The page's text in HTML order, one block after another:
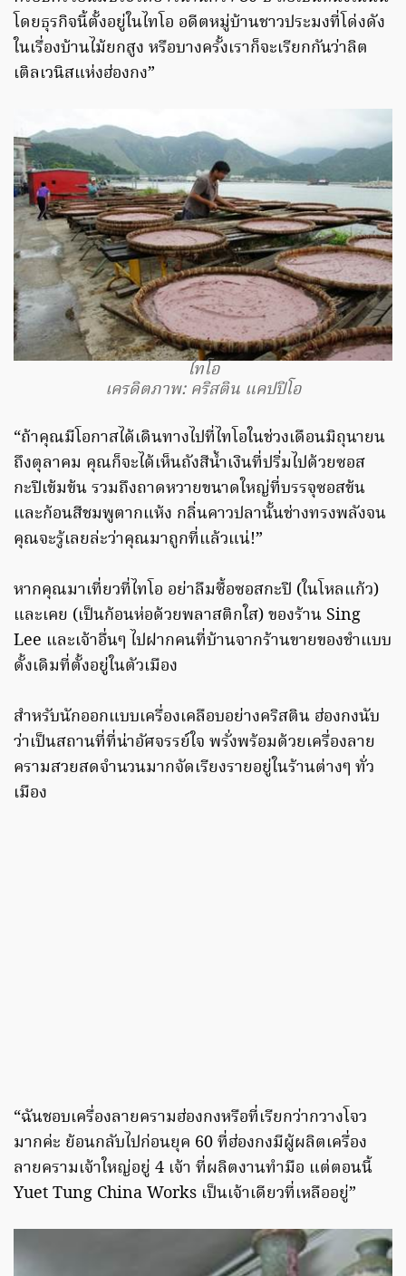
โดยธุรกิจนี้ตั้งอยู่ในไทโอ อดีตหมู่บ้านชาวประมงที่โด่งดัง
ในเรื่องบ้านไม้ยกสูง หรือบางครั้งเราก็จะเรียกกันว่าลิต
เติลเวนิสแห่งฮ่องกง”
ไทโอ
เครดิตภาพ: คริสติน แคปปิโอ
“ถ้าคุณมีโอกาสได้เดินทางไปที่ไทโอในช่วงเดือนมิถุนายน
ถึงตุลาคม คุณก็จะได้เห็นถังสีน้ำเงินที่ปริ่มไปด้วยซอส
กะปิเข้มข้น รวมถึงถาดหวายขนาดใหญ่ที่บรรจุซอสข้น
และก้อนสีชมพูตากแห้ง กลิ่นคาวปลานั้นช่างทรงพลังจน
คุณจะรู้เลยล่ะว่าคุณมาถูกที่แล้วแน่!”
หากคุณมาเที่ยวที่ไทโอ อย่าลืมซื้อซอสกะปิ (ในโหลแก้ว)
และเคย (เป็นก้อนห่อด้วยพลาสติกใส) ของร้าน Sing
Lee และเจ้าอื่นๆ ไปฝากคนที่บ้านจากร้านขายของชำแบบ
ดั้งเดิมที่ตั้งอยู่ในตัวเมือง
สำหรับนักออกแบบเครื่องเคลือบอย่างคริสติน ฮ่องกงนับ
ว่าเป็นสถานที่ที่น่าอัศจรรย์ใจ พรั่งพร้อมด้วยเครื่องลาย
ครามสวยสดจำนวนมากจัดเรียงรายอยู่ในร้านต่างๆ ทั่ว
เมือง
“ฉันชอบเครื่องลายครามฮ่องกงหรือที่เรียกว่ากวางโจว
มากค่ะ ย้อนกลับไปก่อนยุค 60 ที่ฮ่องกงมีผู้ผลิตเครื่อง
ลายครามเจ้าใหญ่อยู่ 4 เจ้า ที่ผลิตงานทำมือ แต่ตอนนี้
Yuet Tung China Works เป็นเจ้าเดียวที่เหลืออยู่”